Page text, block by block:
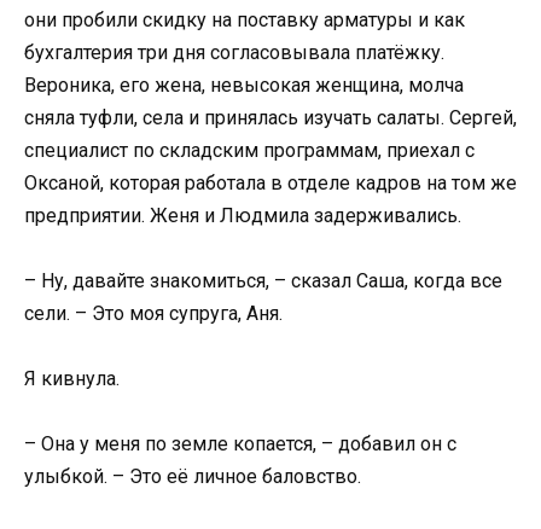
они пробили скидку на поставку арматуры и как
бухгалтерия три дня согласовывала платёжку.
Вероника, его жена, невысокая женщина, молча
сняла туфли, села и принялась изучать салаты. Сергей,
специалист по складским программам, приехал с
Оксаной, которая работала в отделе кадров на том же
предприятии. Женя и Людмила задерживались.
– Ну, давайте знакомиться, – сказал Саша, когда все
сели. – Это моя супруга, Аня.
Я кивнула.
– Она у меня по земле копается, – добавил он с
улыбкой. – Это её личное баловство.